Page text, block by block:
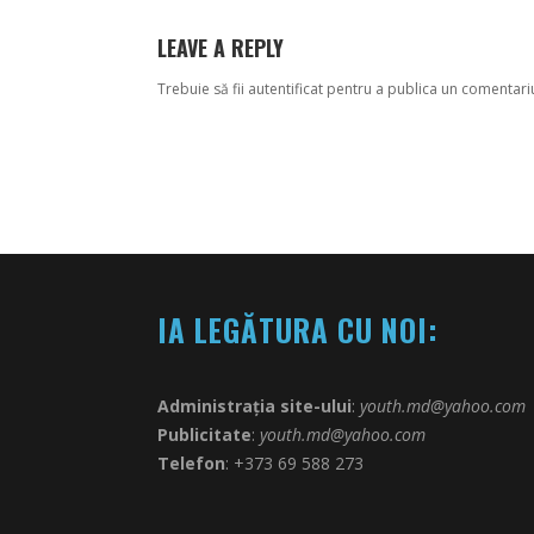
LEAVE A REPLY
Trebuie să fii autentificat pentru a publica un
IA LEGĂTURA CU NOI:
Administrația site-ului: youth.md@yahoo.com
Publicitate: youth.md@yahoo.com
Telefon: +373 69 588 273